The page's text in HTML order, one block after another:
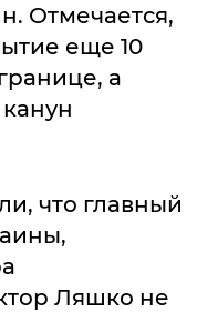
Отмечается,
еще 10
а
что главный
Ляшко не